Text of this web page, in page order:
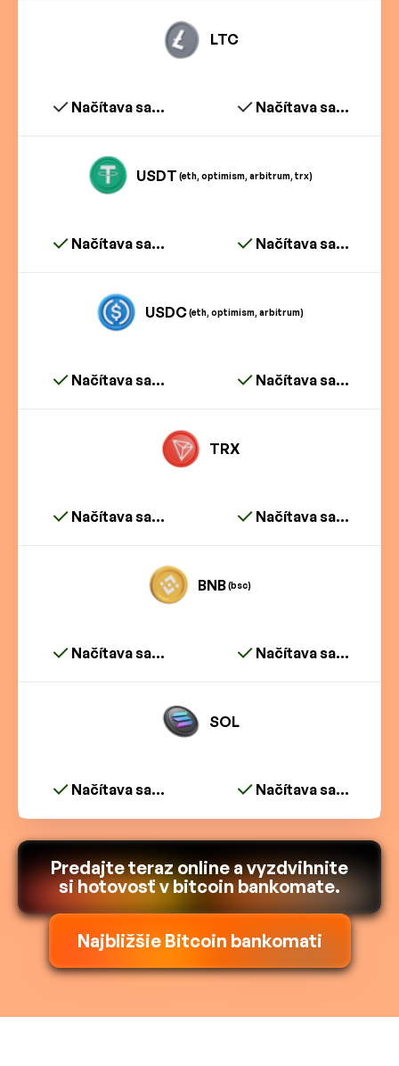
LTC
Načítava sa... Načítava sa...
USDT (eth, optimism, arbitrum, trx)
Načítava sa... Načítava sa...
USDC(eth, optimism, arbitrum)
Načítava sa... Načítava sa...
TRX
Načítava sa... Načítava sa...
BNB(bsc)
Načítava sa... Načítava sa...
SOL
Načítava sa... Načítava sa...
Predajte teraz online a vyzdvihnite
si hotovosť v bitcoin bankomate.
Najbližšie Bitcoin bankomati